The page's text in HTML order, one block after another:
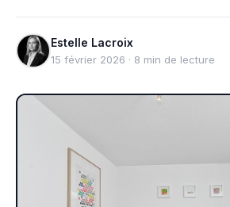
Estelle Lacroix
15 février 2026 · 8 min de lecture